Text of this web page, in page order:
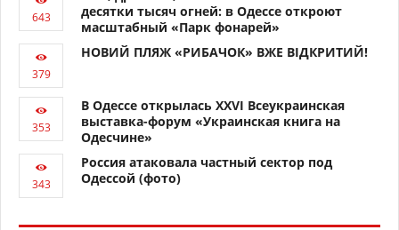
десятки тысяч огней: в Одессе откроют
масштабный «Парк фонарей»
НОВИЙ ПЛЯЖ «РИБАЧОК» ВЖЕ ВІДКРИТИЙ!
В Одессе открылась XXVI Всеукраинская
выставка-форум «Украинская книга на
Одесчине»
Россия атаковала частный сектор под
Одессой (фото)